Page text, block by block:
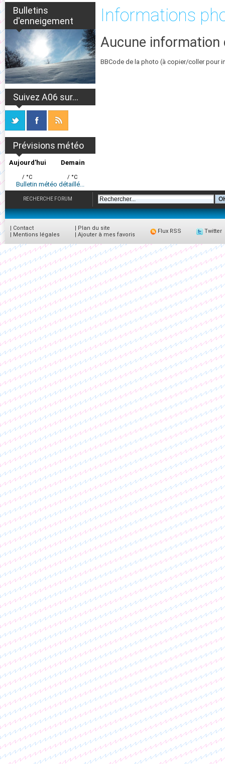
Bulletins
d'enneigement
Suivez A06 sur...
Prévisions météo
Aujourd'hui
/ °C
Demain
/ °C
Bulletin météo détaillé...
Informations
Aucune information
BBCode de la photo (à copier/coller pour
RECHERCHE FORUM
| Contact
| Mentions légales
| Plan du site
| Ajouter à mes favoris
Flux RSS Twitter